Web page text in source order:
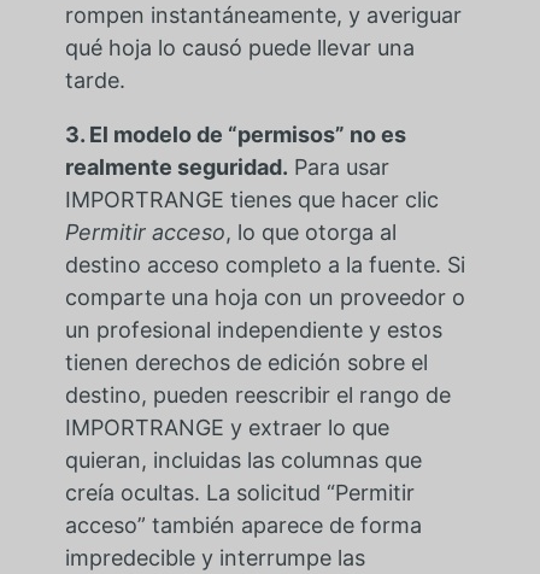
rompen instantáneamente, y averiguar
qué hoja lo causó puede llevar una
tarde.
3. El modelo de “permisos” no es
realmente seguridad. Para usar
IMPORTRANGE tienes que hacer clic
Permitir acceso, lo que otorga al
destino acceso completo a la fuente. Si
comparte una hoja con un proveedor o
un profesional independiente y estos
tienen derechos de edición sobre el
destino, pueden reescribir el rango de
IMPORTRANGE y extraer lo que
quieran, incluidas las columnas que
creía ocultas. La solicitud “Permitir
acceso” también aparece de forma
impredecible y interrumpe las